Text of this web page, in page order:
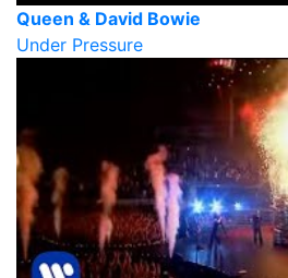
Queen & David Bowie
Under Pressure